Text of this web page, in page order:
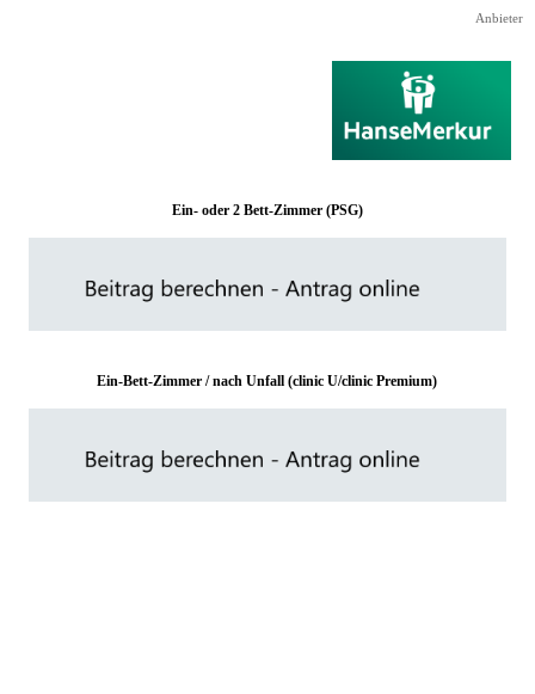
Anbieter
Ein- oder 2 Bett-Zimmer (PSG)
Ein-Bett-Zimmer / nach Unfall (clinic U/clinic Premium)